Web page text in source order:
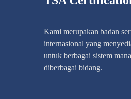
Kami merupakan badan
internasional yang
untuk berbagai sistem
diberbagai bidang.